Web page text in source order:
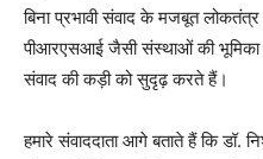
बिना प्रभावी संवाद के मजबूत
पीआरएसआई जैसी संस्थाओं की भूमिका
संवाद की कड़ी को सुदृढ़ करते हैं।
हमारे संवाददाता आगे बताते हैं कि